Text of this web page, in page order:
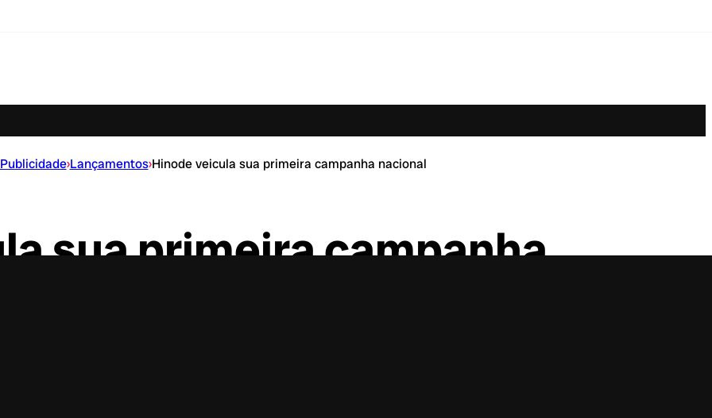
Publicidade›Lançamentos›Hinode veicula sua primeira campanha nacional
sua primeira campanha